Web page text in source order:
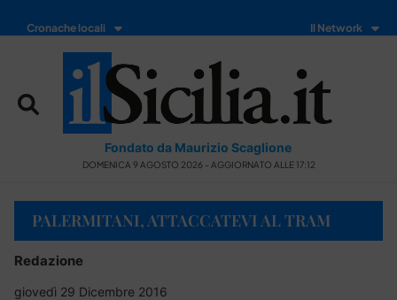
Cronache locali Il Network
Fondato da Maurizio Scaglione
DOMENICA 9 AGOSTO 2026 - AGGIORNATO ALLE 17:12
PALERMITANI, ATTACCATEVI AL TRAM
Redazione
giovedì 29 Dicembre 2016